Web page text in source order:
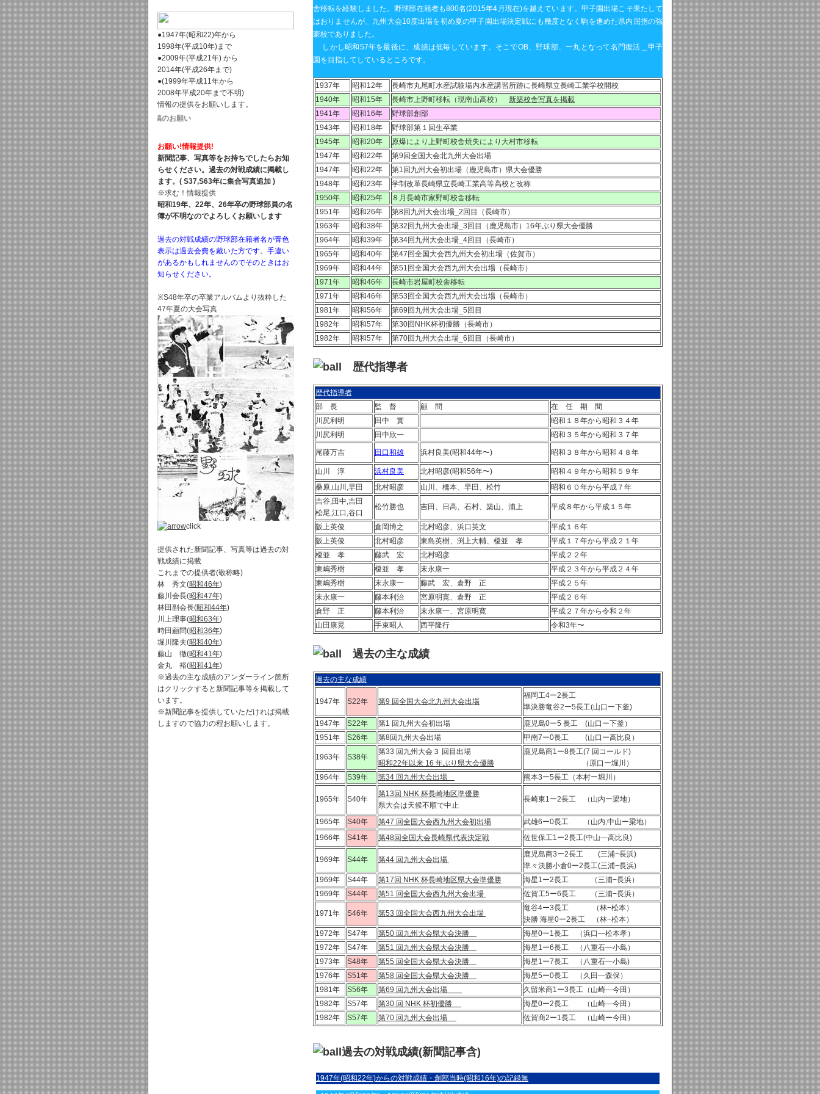
●1947年(昭和22)年から
1998年(平成10年)まで
●2009年(平成21年) から
2014年(平成26年まで)
●(1999年平成11年から
2008年平成20年まで不明)
情報の提供をお願いします。
お願い!情報提供!
新聞記事、写真等をお持ちでしたらお知
らせください。過去の対戦成績に掲載し
ます。( S37,S63年に集合写真追加 )
※求む！情報提供
昭和19年、22年、26年卒の野球部員の名
簿が不明なのでよろしくお願いします
過去の対戦成績の野球部在籍者名が青色
表示は過去会費を戴いた方です。手違い
があるかもしれませんのでそのときはお
知らせください。
※S48年卒の卒業アルバムより抜粋した
47年夏の大会写真
click
提供された新聞記事、写真等は過去の対
戦成績に掲載
これまでの提供者(敬称略)
林 秀文(昭和46年)
藤川会長(昭和47年)
林田副会長(昭和44年)
川上理事(昭和63年)
時田顧問(昭和36年)
堀川隆夫(昭和40年)
藤山 徹(昭和41年)
金丸 裕(昭和41年)
※過去の主な成績のアンダーライン箇所
はクリックすると新聞記事等を掲載して
います。
※新聞記事を提供していただければ掲載
しますので協力の程お願いします。
舎移転を経験しました。野球部在籍者も800名(2015年4月現在)を越えています。甲子園出場こそ果たして
はおりませんが、九州大会10度出場を初め夏の甲子園出場決定戦にも幾度となく駒を進めた県内屈指の強
豪校でありました。
しかし昭和57年を最後に、成績は低毎しています。そこでOB、野球部、一丸となって名門復活＿甲子
園を目指してしているところです。
1937年 昭和12年
長崎市丸尾町水産試験場内水産講習所跡に長崎県立長崎工業学校開校
1940年
昭和15年 長崎市上野町移転（現南山高校） 新築校舎写真を掲載
1941年
昭和16年
野球部創部
1943年
昭和18年
野球部第１回生卒業
1945年
昭和20年
原爆により上野町校舎焼失により大村市移転
1947年
昭和22年
第9回全国大会北九州大会出場
1947年
昭和22年
第1回九州大会初出場（鹿児島市）県大会優勝
1948年
昭和23年
学制改革長崎県立長崎工業高等高校と改称
1950年
昭和25年
８月長崎市家野町校舎移転
1951年
昭和26年
第8回九州大会出場_2回目（長崎市）
1963年
昭和38年
第32回九州大会出場_3回目（鹿児島市）16年ぶり県大会優勝
1964年
昭和39年
第34回九州大会出場_4回目（長崎市）
1965年
昭和40年
第47回全国大会西九州大会初出場（佐賀市）
1969年
昭和44年
第51回全国大会西九州大会出場（長崎市）
1971年
昭和46年
長崎市岩屋町校舎移転
1971年
昭和46年
第53回全国大会西九州大会出場（長崎市）
1981年
昭和56年
第69回九州大会出場_5回目
1982年
昭和57年
第30回NHK杯初優勝（長崎市）
1982年
昭和57年 第70回九州大会出場_6回目（長崎市）
歴代指導者
歴代指導者
部 長
監 督 顧 問
在 任 期 間
川尻利明
田中 實
昭和１８年から昭和３４年
川尻利明
田中欣一 昭和３５年から昭和３７年
尾藤万吉 田口和雄 浜村良美(昭和44年〜) 昭和３８年から昭和４８年
山川 淳 浜村良美 北村昭彦(昭和56年〜)
昭和４９年から昭和５９年
桑原,山川,早田
北村昭彦 山川、橋本、早田、松竹
昭和６０年から平成７年
吉谷,田中,吉田
松尾,江口,谷口
松竹勝也 吉田、日高、石村、築山、浦上 平成８年から平成１５年
阪上英俊 倉岡博之 北村昭彦、浜口英文
平成１６年
阪上英俊
北村昭彦 東島英樹、渕上大輔、榎並 孝
平成１７年から平成２１年
榎並 孝
藤武 宏 北村昭彦
平成２２年
東嶋秀樹
榎並 孝 末永康一
平成２３年から平成２４年
東嶋秀樹
末永康一 藤武 宏、倉野 正
平成２５年
末永康一
藤本利治 宮原明寛、倉野 正
平成２６年
倉野 正
藤本利治 末永康一、宮原明寛
平成２７年から令和２年
山田康晃
手束昭人 西平隆行 令和3年〜
過去の主な成績
過去の主な成績
1947年 S22年 第9 回全国大会北九州大会出場
福岡工4ー2長工
準決勝竜谷2ー5長工(山口ー下釜)
1947年
S22年 第1 回九州大会初出場
鹿児島0ー5 長工 (山口ー下釜）
1951年
S26年 第8回九州大会出場 甲南7ー0長工 (山口ー高比良）
1963年 S38年
第33 回九州大会３ 回目出場
昭和22年以来 16 年ぶり県大会優勝
鹿児島商1ー8長工(7 回コールド)
（原口ー堀川）
1964年
S39年 第34 回九州大会出場 熊本3ー5長工（本村ー堀川）
1965年 S40年
第13回 NHK 杯長崎地区準優勝
県大会は天候不順で中止
長崎東1ー2長工 （山内ー梁地）
1965年 S40年 第47 回全国大会西九州大会初出場
武雄6ー0長工 （山内,中山ー梁地）
1966年
S41年 第48回全国大会長崎県代表決定戦 佐世保工1ー2長工(中山—高比良)
1969年 S44年 第44 回九州大会出場
鹿児島商3ー2長工 (三浦−長浜)
準々決勝小倉0ー2長工(三浦−長浜)
1969年
S44年 第17回 NHK 杯長崎地区県大会準優勝
海星1ー2長工 （三浦−長浜）
1969年
S44年 第51 回全国大会西九州大会出場 佐賀工5ー6長工 （三浦−長浜）
1971年 S46年 第53 回全国大会西九州大会出場
竜谷4ー3長工 （林−松本）
決勝 海星0ー2長工 （林−松本）
1972年
S47年 第50 回九州大会県大会決勝
海星0ー1長工 （浜口—松本孝）
1972年
S47年 第51 回九州大会県大会決勝
海星1ー6長工 （八重石—小島）
1973年
S48年 第55 回全国大会県大会決勝
海星1ー7長工 （八重石—小島)
1976年
S51年 第58 回全国大会県大会決勝
海星5ー0長工 （久田—森保）
1981年
S56年 第69 回九州大会出場
久留米商1ー3長工（山崎—今田）
1982年
S57年 第30 回 NHK 杯初優勝
海星0ー2長工 （山崎—今田）
1982年
S57年 第70 回九州大会出場 佐賀商2ー1長工 （山崎ー今田）
過去の対戦成績(新聞記事含)
1947年(昭和22年)からの対戦成績・創部当時(昭和16年)の記録無